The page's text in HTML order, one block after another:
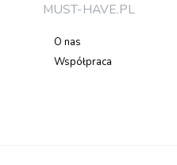
MUST-HAVE.PL
O nas
Współpraca